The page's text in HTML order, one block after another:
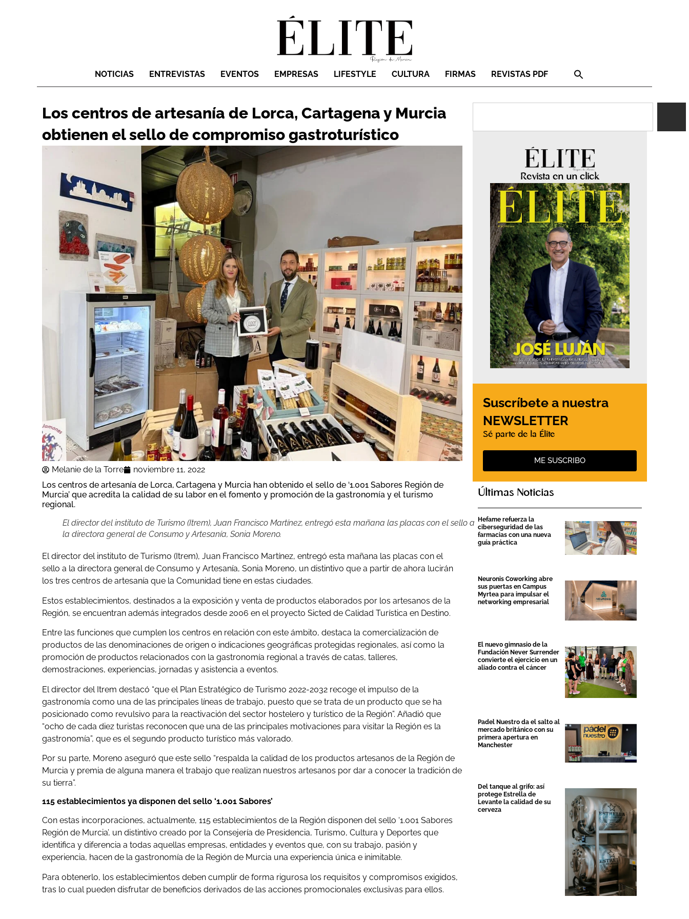
NOTICIAS ENTREVISTAS EVENTOS EMPRESAS LIFESTYLE CULTURA FIRMAS REVISTAS PDF
Los centros de artesanía de Lorca, Cartagena y Murcia
obtienen el sello de compromiso gastroturístico
Melanie de la Torre
noviembre 11, 2022
Los centros de artesanía de Lorca, Cartagena y Murcia han obtenido el sello de ‘1.001 Sabores Región de
Murcia’ que acredita la calidad de su labor en el fomento y promoción de la gastronomía y el turismo
regional.
El director del instituto de Turismo (Itrem), Juan Francisco Martínez, entregó esta mañana las placas con el sello a
la directora general de Consumo y Artesanía, Sonia Moreno.
El director del instituto de Turismo (Itrem), Juan Francisco Martínez, entregó esta mañana las placas con el
sello a la directora general de Consumo y Artesanía, Sonia Moreno, un distintivo que a partir de ahora lucirán
los tres centros de artesanía que la Comunidad tiene en estas ciudades.
Estos establecimientos, destinados a la exposición y venta de productos elaborados por los artesanos de la
Región, se encuentran además integrados desde 2006 en el proyecto Sicted de Calidad Turística en Destino.
Entre las funciones que cumplen los centros en relación con este ámbito, destaca la comercialización de
productos de las denominaciones de origen o indicaciones geográficas protegidas regionales, así como la
promoción de productos relacionados con la gastronomía regional a través de catas, talleres,
demostraciones, experiencias, jornadas y asistencia a eventos.
El director del Itrem destacó “que el Plan Estratégico de Turismo 2022-2032 recoge el impulso de la
gastronomía como una de las principales líneas de trabajo, puesto que se trata de un producto que se ha
posicionado como revulsivo para la reactivación del sector hostelero y turístico de la Región”. Añadió que
“ocho de cada diez turistas reconocen que una de las principales motivaciones para visitar la Región es la
gastronomía”, que es el segundo producto turístico más valorado.
Por su parte, Moreno aseguró que este sello “respalda la calidad de los productos artesanos de la Región de
Murcia y premia de alguna manera el trabajo que realizan nuestros artesanos por dar a conocer la tradición de
su tierra”.
115 establecimientos ya disponen del sello ‘1.001 Sabores’
Con estas incorporaciones, actualmente, 115 establecimientos de la Región disponen del sello ‘1.001 Sabores
Región de Murcia’, un distintivo creado por la Consejería de Presidencia, Turismo, Cultura y Deportes que
identifica y diferencia a todas aquellas empresas, entidades y eventos que, con su trabajo, pasión y
experiencia, hacen de la gastronomía de la Región de Murcia una experiencia única e inimitable.
Para obtenerlo, los establecimientos deben cumplir de forma rigurosa los requisitos y compromisos exigidos,
tras lo cual pueden disfrutar de beneficios derivados de las acciones promocionales exclusivas para ellos.
Revista en un click
Suscríbete a nuestra
NEWSLETTER
Sé parte de la Élite
ME SUSCRIBO
Últimas Noticias
Hefame refuerza la
ciberseguridad de las
farmacias con una nueva
guía práctica
Neuronis Coworking abre
sus puertas en Campus
Myrtea para impulsar el
networking empresarial
El nuevo gimnasio de la
Fundación Never Surrender
convierte el ejercicio en un
aliado contra el cáncer
Padel Nuestro da el salto al
mercado británico con su
primera apertura en
Manchester
Del tanque al grifo: así
protege Estrella de
Levante la calidad de su
cerveza